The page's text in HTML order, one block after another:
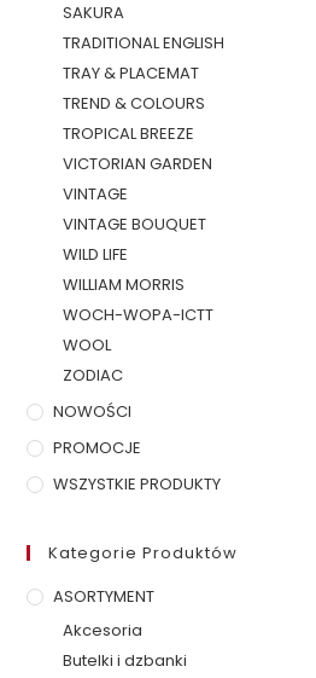
SAKURA
TRADITIONAL ENGLISH
TRAY & PLACEMAT
TREND & COLOURS
TROPICAL BREEZE
VICTORIAN GARDEN
VINTAGE
VINTAGE BOUQUET
WILD LIFE
WILLIAM MORRIS
WOCH-WOPA-ICTT
WOOL
ZODIAC
NOWOŚCI
PROMOCJE
WSZYSTKIE PRODUKTY
Kategorie Produktów
ASORTYMENT
Akcesoria
Butelki i dzbanki